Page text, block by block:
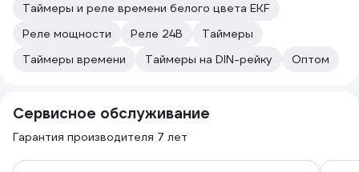
Таймеры и реле времени белого цвета EKF
Реле мощности
Реле 24В
Таймеры
Таймеры времени
Таймеры на DIN-рейку Оптом
Сервисное обслуживание
Гарантия производителя 7 лет